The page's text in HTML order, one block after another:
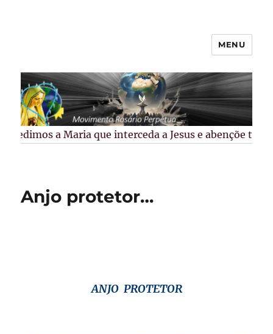
Guarapuava/PR
MENU
Pedimos a Maria que interceda a Jesus e abençõe
Anjo protetor…
ANJO PROTETOR